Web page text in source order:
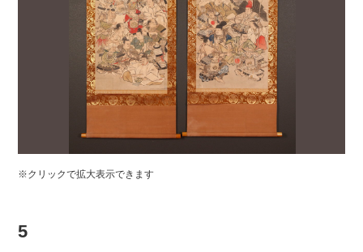
※クリックで拡大表示できます
5